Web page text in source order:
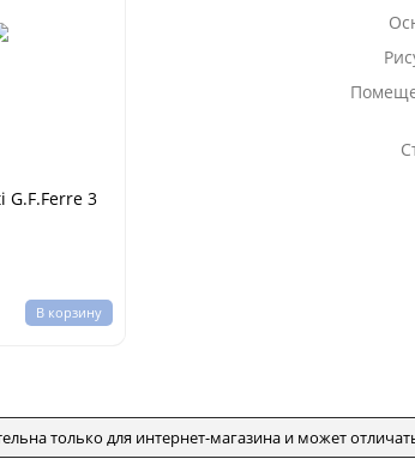
G.F.Ferre 3
В корзину
только для интернет-магазина и может